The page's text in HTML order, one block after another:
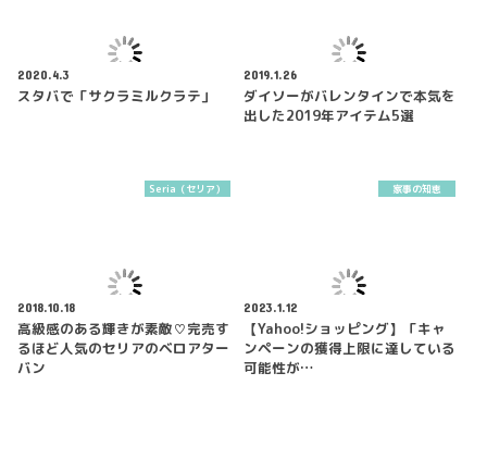
2020.4.3
スタバで「サクラミルクラテ」
2019.1.26
ダイソーがバレンタインで本気を
出した2019年アイテム5選
Seria（セリア）
2018.10.18
高級感のある輝きが素敵♡完売す
るほど人気のセリアのベロアター
バン
家事の知恵
2023.1.12
【Yahoo!ショッピング】「キャ
ンペーンの獲得上限に達している
可能性が…